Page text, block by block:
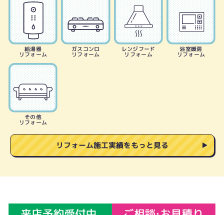
給湯器
リフォーム
ガスコンロ
リフォーム
レンジフード
リフォーム
浴室暖房
リフォーム
その他
リフォーム
リフォーム施工実績をもっと見る